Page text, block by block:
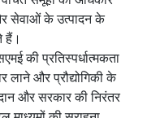
सेवाओं के उत्पादन के
हैं।
की प्रतिस्पर्धात्मकता
लाने और प्रौद्योगिकी के
और सरकार की निरंतर